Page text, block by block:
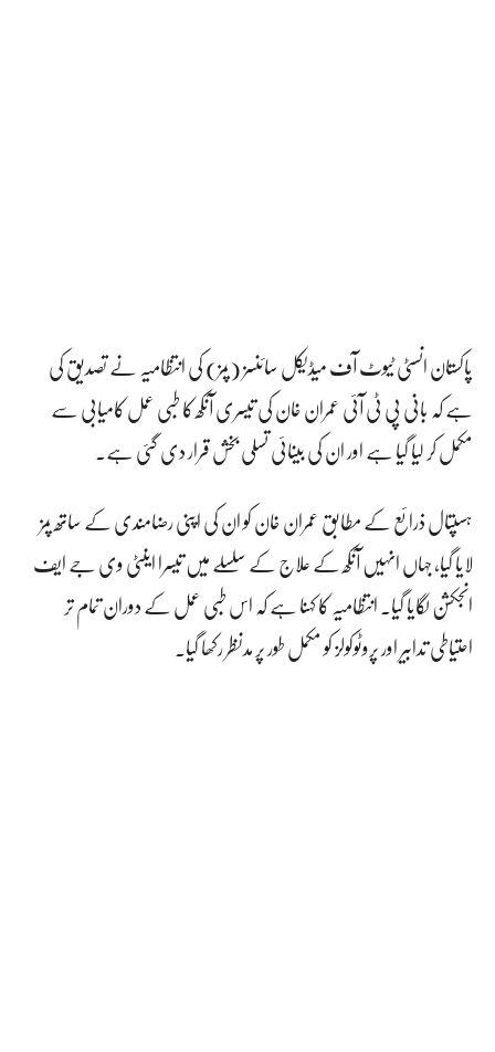
پاکستان انسٹی ٹیوٹ آف میڈیکل سائنسز (پمز) کی انتظامیہ نے تصدیق کی
ہے کہ بانی پی ٹی آئی عمران خان کی تیسری آنکھ کا طبی عمل کامیابی سے
مکمل کر لیا گیا ہے اور ان کی بینائی تسلی بخش قرار دی گئی ہے۔
ہسپتال ذرائع کے مطابق عمران خان کو ان کی اپنی رضامندی کے ساتھ پمز
لایا گیا، جہاں انہیں آنکھ کے علاج کے سلسلے میں تیسرا اینٹی وی جے ایف
انجکشن لگایا گیا۔ انتظامیہ کا کہنا ہے کہ اس طبی عمل کے دوران تمام تر
احتیاطی تدابیر اور پروٹوکولز کو مکمل طور پر مدنظر رکھا گیا۔